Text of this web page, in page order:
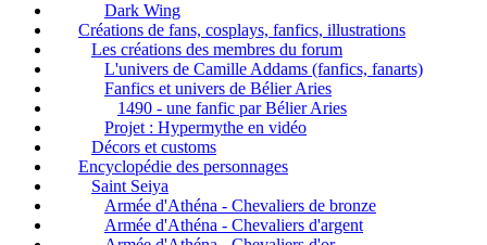
Dark Wing
Créations de fans, cosplays, fanfics, illustrations
Les créations des membres du forum
L'univers de Camille Addams (fanfics, fanarts)
Fanfics et univers de Bélier Aries
1490 - une fanfic par Bélier Aries
Projet : Hypermythe en vidéo
Décors et customs
Encyclopédie des personnages
Saint Seiya
Armée d'Athéna - Chevaliers de bronze
Armée d'Athéna - Chevaliers d'argent